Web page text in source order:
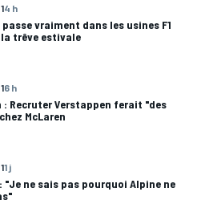
4 h
passe vraiment dans les usines F1
trêve estivale
6 h
: Recruter Verstappen ferait "des
McLaren
1 j
"Je ne sais pas pourquoi Alpine ne